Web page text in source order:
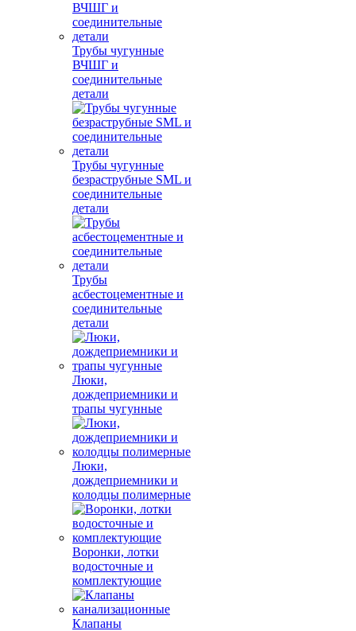
Трубы чугунные
ВЧШГ и
соединительные
детали
Трубы чугунные
безраструбные SML и
соединительные
детали
Трубы
асбестоцементные и
соединительные
детали
Люки,
дождеприемники и
трапы чугунные
Люки,
дождеприемники и
колодцы полимерные
Воронки, лотки
водосточные и
комплектующие
Клапаны